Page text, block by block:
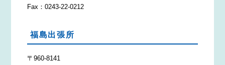
Fax：0243-22-0212
福島出張所
〒960-8141